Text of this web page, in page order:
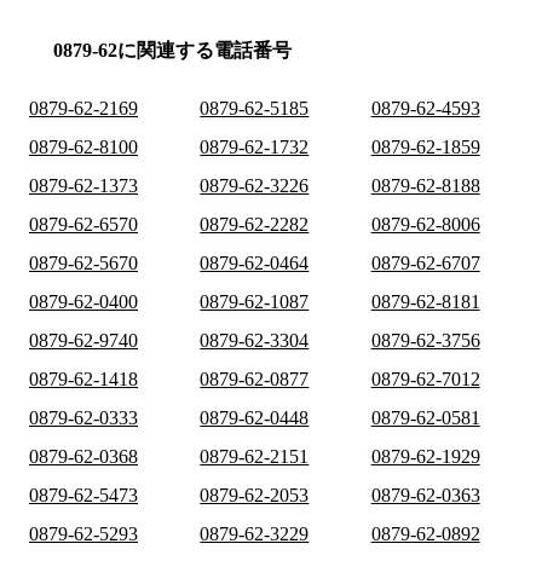
0879-62に関連する電話番号
0879-62-2169 0879-62-5185
0879-62-4593
0879-62-8100
0879-62-1732
0879-62-1859
0879-62-1373
0879-62-3226
0879-62-8188
0879-62-6570
0879-62-2282
0879-62-8006
0879-62-5670
0879-62-0464
0879-62-6707
0879-62-0400
0879-62-1087
0879-62-8181
0879-62-9740
0879-62-3304
0879-62-3756
0879-62-1418
0879-62-0877
0879-62-7012
0879-62-0333
0879-62-0448
0879-62-0581
0879-62-0368
0879-62-2151
0879-62-1929
0879-62-5473
0879-62-2053
0879-62-0363
0879-62-5293
0879-62-3229
0879-62-0892